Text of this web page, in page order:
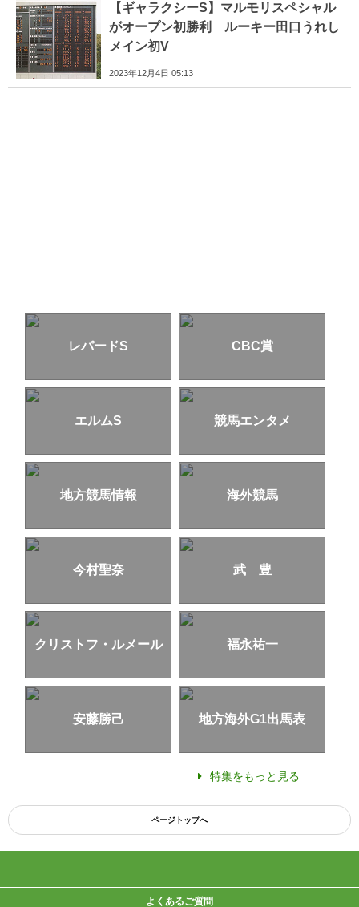
【ギャラクシーS】マルモリスペシャル
がオープン初勝利 ルーキー田口うれし
メイン初V
2023年12月4日 05:13
レパードS CBC賞
エルムS 競馬エンタメ
地方競馬情報 海外競馬
今村聖奈 武 豊
クリストフ・ルメール 福永祐一
安藤勝己 地方海外G1出馬表
特集をもっと見る
ページトップへ
よくあるご質問